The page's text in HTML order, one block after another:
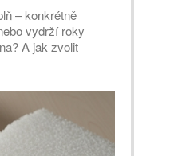
– konkrétně
vydrží roky
A jak zvolit